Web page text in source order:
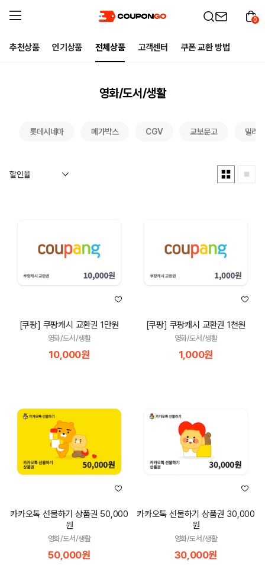
추천상품 인기상품 전체상품 고객센터 쿠폰 교환 방법
0
영화/도서/생활
롯데시네마 메가박스 CGV 교보문고 밀리
[쿠팡] 쿠팡캐시 교환권 1만원
영화/도서/생활
10,000원
[쿠팡] 쿠팡캐시 교환권 1천원
영화/도서/생활
1,000원
카카오톡 선물하기 상품권 50,000
원
영화/도서/생활
50,000원
카카오톡 선물하기 상품권 30,000
원
영화/도서/생활
30,000원